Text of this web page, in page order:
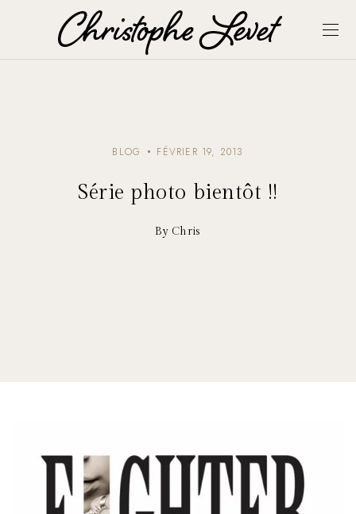
BLOG FÉVRIER 19, 2013
Série photo bientôt !!
By Chris